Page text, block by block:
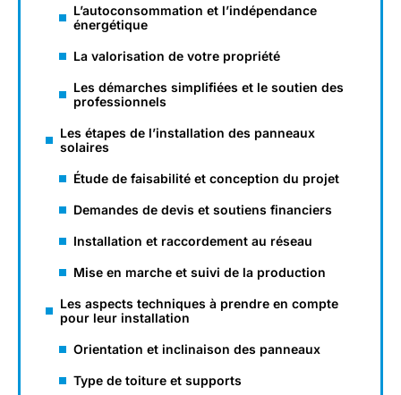
L’autoconsommation et l’indépendance
énergétique
La valorisation de votre propriété
Les démarches simplifiées et le soutien des
professionnels
Les étapes de l’installation des panneaux
solaires
Étude de faisabilité et conception du projet
Demandes de devis et soutiens financiers
Installation et raccordement au réseau
Mise en marche et suivi de la production
Les aspects techniques à prendre en compte
pour leur installation
Orientation et inclinaison des panneaux
Type de toiture et supports